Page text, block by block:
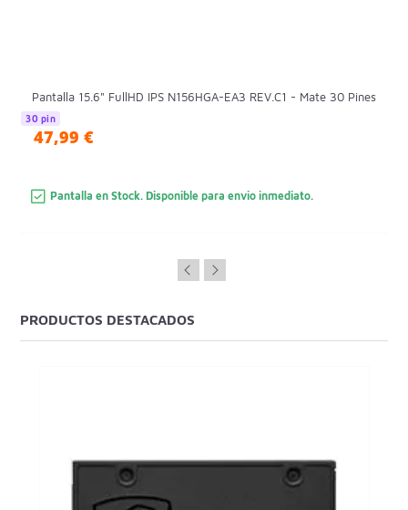
Pantalla 15.6" FullHD IPS N156HGA-EA3 REV.C1 - Mate 30 Pines
30 pin
47,99 €
Pantalla en Stock. Disponible para envio inmediato.
PRODUCTOS DESTACADOS